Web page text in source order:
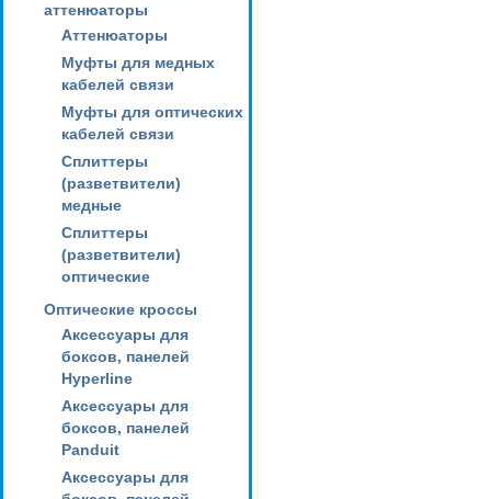
аттенюаторы
Аттенюаторы
Муфты для медных
кабелей связи
Муфты для оптических
кабелей связи
Сплиттеры
(разветвители)
медные
Сплиттеры
(разветвители)
оптические
Оптические кроссы
Аксессуары для
боксов, панелей
Hyperline
Аксессуары для
боксов, панелей
Panduit
Аксессуары для